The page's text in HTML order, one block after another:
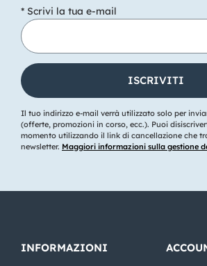
* Scrivi la tua e-mail
Il tuo indirizzo e-mail verrà utilizzato solo per
(offerte, promozioni in corso, ecc.). Puoi
momento utilizzando il link di cancellazione che
newsletter. Maggiori informazioni sulla gestione
INFORMAZIONI